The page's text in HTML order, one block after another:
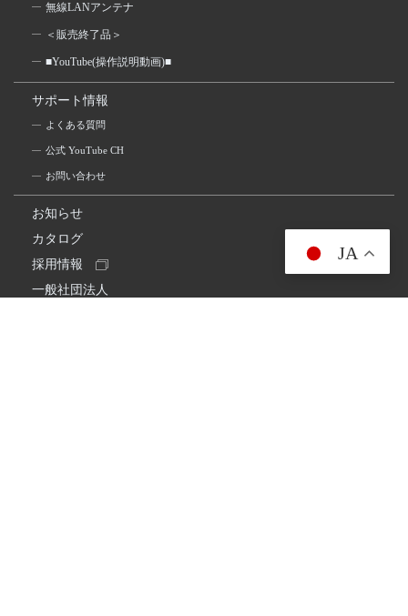
無線LANアンテナ
＜販売終了品＞
■YouTube(操作説明動画)■
サポート情報
よくある質問
公式 YouTube CH
お問い合わせ
お知らせ
カタログ
採用情報
一般社団法人
JA